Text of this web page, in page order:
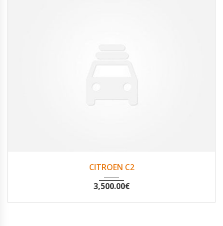
CITROEN C2
3,500.00€